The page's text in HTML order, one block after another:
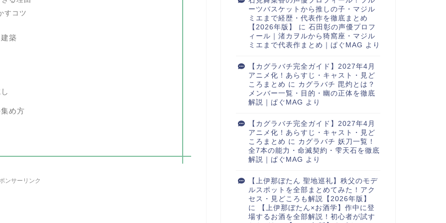
すコツ
築
め方
ンサーリンク
ーツバスケットから推しの子・マジル
ミエまで経歴・代表作を徹底まとめ
【2026年版】
に 石田彰の声優プロフ
ィール｜渚カヲルから猗窩座・マジル
ミエまで代表作まとめ｜ぱぐMAG より
【カグラバチ完全ガイド】2027年4月
アニメ化！あらすじ・キャスト・見ど
ころまとめ に カグラバチ 毘灼とは？
メンバー一覧・目的・幽の正体を徹底
解説｜ぱぐMAG より
【カグラバチ完全ガイド】2027年4月
アニメ化！あらすじ・キャスト・見ど
ころまとめ に カグラバチ 妖刀一覧！
全7本の能力・命滅契約・雫天石を徹底
解説｜ぱぐMAG より
【上伊那ぼたん 聖地巡礼】秩父のモデ
ルスポットを全部まとめてみた！アク
セス・見どころも解説【2026年版】
に
【上伊那ぼたん×お酒学】作中に登
場するお酒を全部解説！初心者が試す